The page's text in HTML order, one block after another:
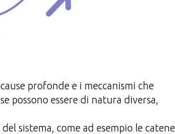
profonde e i meccanismi che
possono essere di natura diversa,
sistema, come ad esempio le catene